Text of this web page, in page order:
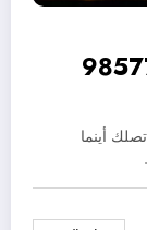
98577474
أينما